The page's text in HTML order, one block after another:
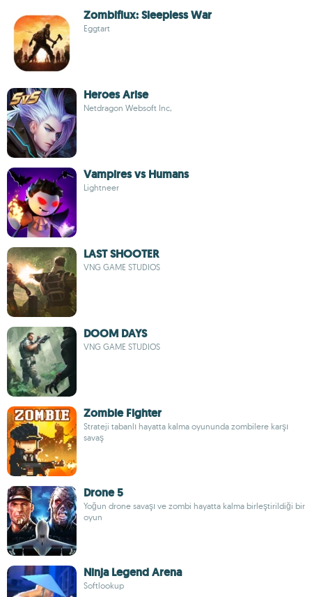
Zombiflux: Sleepless War
Eggtart
Heroes Arise
Netdragon Websoft Inc,
Vampires vs Humans
Lightneer
LAST SHOOTER
VNG GAME STUDIOS
DOOM DAYS
VNG GAME STUDIOS
Zombie Fighter
Strateji tabanlı hayatta kalma oyununda zombilere karşı
savaş
Drone 5
Yoğun drone savaşı ve zombi hayatta kalma birleştirildiği bir
oyun
Ninja Legend Arena
Softlookup